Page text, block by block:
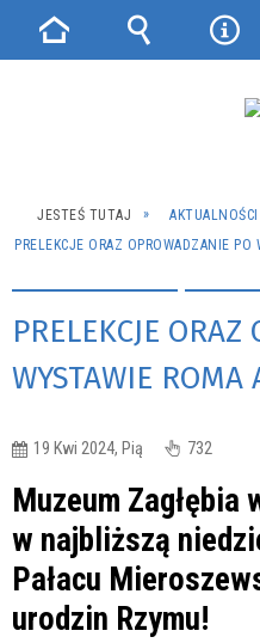
JESTEŚ TUTAJ AKTUALNOŚCI
PRELEKCJE ORAZ OPROWADZANIE
PRELEKCJE
WYSTAWIE ROMA
19 Kwi 2024, Pią 732
Muzeum Zagłębia
w najbliższą
Pałacu
urodzin Rzymu!
Strona